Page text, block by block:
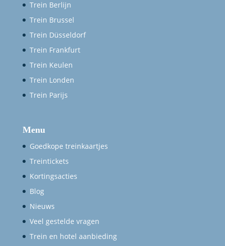
Trein Berlijn
Trein Brussel
Trein Düsseldorf
Trein Frankfurt
Trein Keulen
Trein Londen
Trein Parijs
Menu
Goedkope treinkaartjes
Treintickets
Kortingsacties
Blog
Nieuws
Veel gestelde vragen
Trein en hotel aanbieding